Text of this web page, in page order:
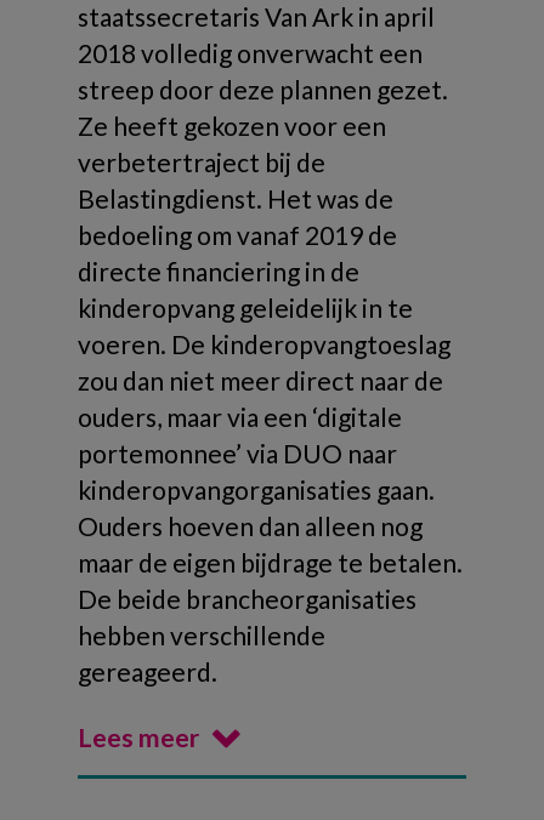
staatssecretaris Van Ark in april
2018 volledig onverwacht een
streep door deze plannen gezet.
Ze heeft gekozen voor een
verbetertraject bij de
Belastingdienst. Het was de
bedoeling om vanaf 2019 de
directe financiering in de
kinderopvang geleidelijk in te
voeren. De kinderopvangtoeslag
zou dan niet meer direct naar de
ouders, maar via een ‘digitale
portemonnee’ via DUO naar
kinderopvangorganisaties gaan.
Ouders hoeven dan alleen nog
maar de eigen bijdrage te betalen.
De beide brancheorganisaties
hebben verschillende
gereageerd.
Lees meer